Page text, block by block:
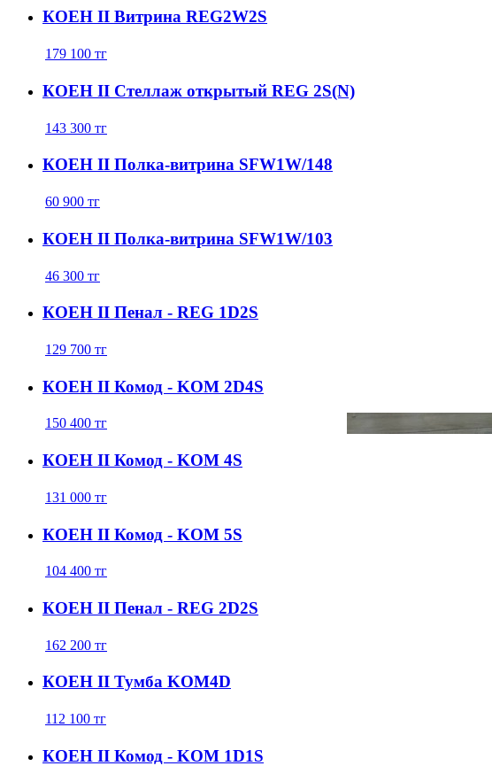
КОЕН ІІ Витрина REG2W2S
179 100 тг
КОЕН ІІ Стеллаж открытый REG 2S(N)
143 300 тг
КОЕН ІІ Полка-витрина SFW1W/148
60 900 тг
КОЕН ІІ Полка-витрина SFW1W/103
46 300 тг
КОЕН ІІ Пенал - REG 1D2S
129 700 тг
КОЕН ІІ Комод - KOM 2D4S
150 400 тг
КОЕН ІІ Комод - KOM 4S
131 000 тг
КОЕН ІІ Комод - KOM 5S
104 400 тг
КОЕН ІІ Пенал - REG 2D2S
162 200 тг
КОЕН ІІ Тумба KOM4D
112 100 тг
КОЕН ІІ Комод - KOM 1D1S